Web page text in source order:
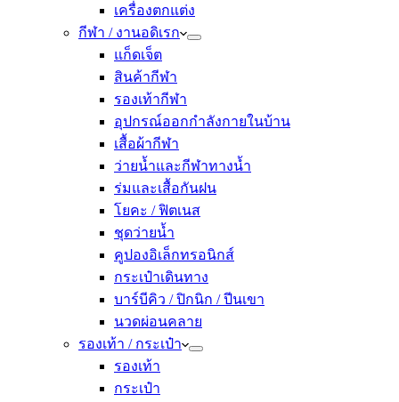
เครื่องตกแต่ง
กีฬา / งานอดิเรก
แก็ดเจ็ต
สินค้ากีฬา
รองเท้ากีฬา
อุปกรณ์ออกกำลังกายในบ้าน
เสื้อผ้ากีฬา
ว่ายน้ำและกีฬาทางน้ำ
ร่มและเสื้อกันฝน
โยคะ / ฟิตเนส
ชุดว่ายน้ำ
คูปองอิเล็กทรอนิกส์
กระเป๋าเดินทาง
บาร์บีคิว / ปิกนิก / ปีนเขา
นวดผ่อนคลาย
รองเท้า / กระเป๋า
รองเท้า
กระเป๋า